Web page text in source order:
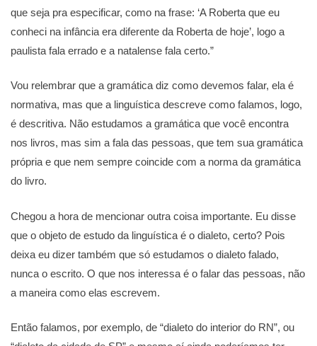
que seja pra especificar, como na frase: ‘A Roberta que eu
conheci na infância era diferente da Roberta de hoje’, logo a
paulista fala errado e a natalense fala certo.”
Vou relembrar que a gramática diz como devemos falar, ela é
normativa, mas que a linguística descreve como falamos, logo,
é descritiva. Não estudamos a gramática que você encontra
nos livros, mas sim a fala das pessoas, que tem sua gramática
própria e que nem sempre coincide com a norma da gramática
do livro.
Chegou a hora de mencionar outra coisa importante. Eu disse
que o objeto de estudo da linguística é o dialeto, certo? Pois
deixa eu dizer também que só estudamos o dialeto falado,
nunca o escrito. O que nos interessa é o falar das pessoas, não
a maneira como elas escrevem.
Então falamos, por exemplo, de “dialeto do interior do RN”, ou